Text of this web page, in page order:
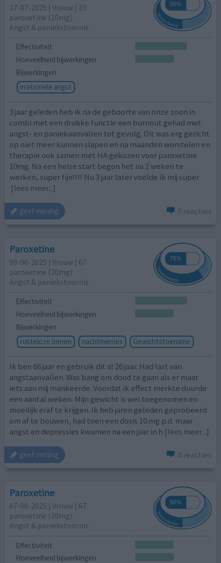
17-07-2025 | Vrouw | 33
paroxetine (10mg)
Angst & paniekstoornis
Effectiviteit
Hoeveelheid bijwerkingen
Bijwerkingen
irrationele angst
3 jaar geleden heb ik na de geboorte van onze zoon in
combi met een drukke functie een burnout gehad met
angst- en paniekaanvallen tot gevolg. Dit was erg gericht
op niet meer kunnen slapen en na maanden worstelen en
therapie ook samen met HA gekozen voor paroxetine
10mg. Na een helse start begon het na 2 weken te
werken, super fijn!!!! Nu 3 jaar later voelde ik mij super
[lees meer...]
geef mening 0 reacties
Paroxetine
08-06-2025 | Vrouw | 67
paroxetine (20mg)
Angst & paniekstoornis
Effectiviteit
Hoeveelheid bijwerkingen
Bijwerkingen
rusteloze benen
nachtmerries Gewichtstoename
Ik ben 66 jaar en gebruik dit al 26 jaar. Had last van
angstaanvallen. Was bang om dood te gaan als er maar
iets aan mij mankeerde. Voordat ik effect merkte duurde
een aantal weken. Mijn gewicht is wel toegenomen en
moeilijk eraf te krijgen. Ik heb jaren geleden geprobeerd
om af te bouwen, had toen een dosis 10.mg p.d. maar
angst en depressies kwamen na een jaar in h [lees meer...]
geef mening 0 reacties
Paroxetine
07-06-2025 | Vrouw | 67
paroxetine (20mg)
Angst & paniekstoornis
Effectiviteit
Hoeveelheid bijwerkingen